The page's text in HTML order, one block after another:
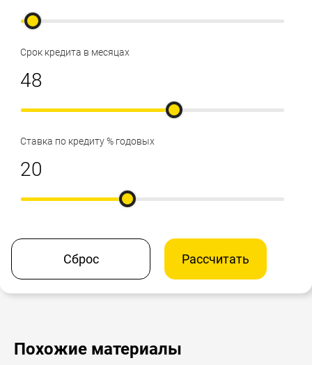
Срок кредита в месяцах
Ставка по кредиту % годовых
Сброс Рассчитать
Похожие материалы